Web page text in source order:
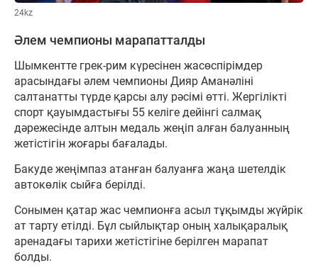
24kz
Әлем чемпионы марапатталды
Шымкентте грек-рим күресінен жасөспірімдер
арасындағы әлем чемпионы Дияр Аманәліні
салтанатты түрде қарсы алу рәсімі өтті. Жергілікті
спорт қауымдастығы 55 келіге дейінгі салмақ
дәрежесінде алтын медаль жеңіп алған балуанның
жетістігін жоғары бағалады.
Бакуде жеңімпаз атанған балуанға жаңа шетелдік
автокөлік сыйға берілді.
Сонымен қатар жас чемпионға асыл тұқымды жүйрік
ат тарту етілді. Бұл сыйлықтар оның халықаралық
аренадағы тарихи жетістігіне берілген марапат
болды.